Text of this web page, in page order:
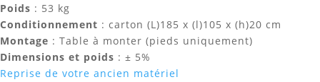
Poids : 53 kg
Conditionnement : carton (L)185 x (l)105 x (h)20 cm
Montage : Table à monter (pieds uniquement)
Dimensions et poids : ± 5%
Reprise de votre ancien matériel